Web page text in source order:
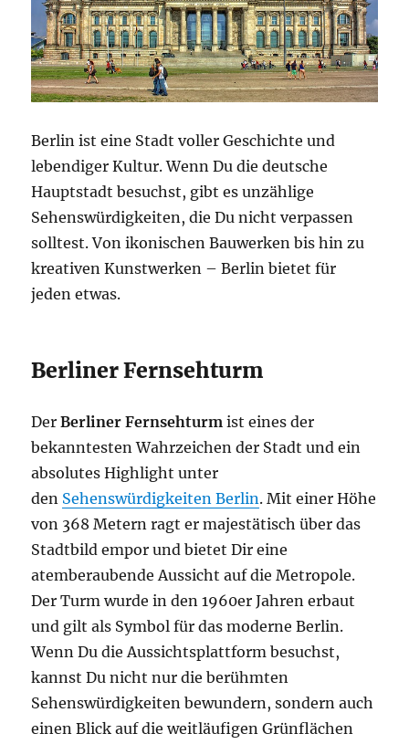
Berlin ist eine Stadt voller Geschichte und
lebendiger Kultur. Wenn Du die deutsche
Hauptstadt besuchst, gibt es unzählige
Sehenswürdigkeiten, die Du nicht verpassen
solltest. Von ikonischen Bauwerken bis hin zu
kreativen Kunstwerken – Berlin bietet für
jeden etwas.
Berliner Fernsehturm
DerBerliner Fernsehturm ist eines der
bekanntesten Wahrzeichen der Stadt und ein
absolutes Highlight unter
den Sehenswürdigkeiten Berlin. Mit einer Höhe
von 368 Metern ragt er majestätisch über das
Stadtbild empor und bietet Dir eine
atemberaubende Aussicht auf die Metropole.
Der Turm wurde in den 1960er Jahren erbaut
und gilt als Symbol für das moderne Berlin.
Wenn Du die Aussichtsplattform besuchst,
kannst Du nicht nur die berühmten
Sehenswürdigkeiten bewundern, sondern auch
einen Blick auf die weitläufigen Grünflächen